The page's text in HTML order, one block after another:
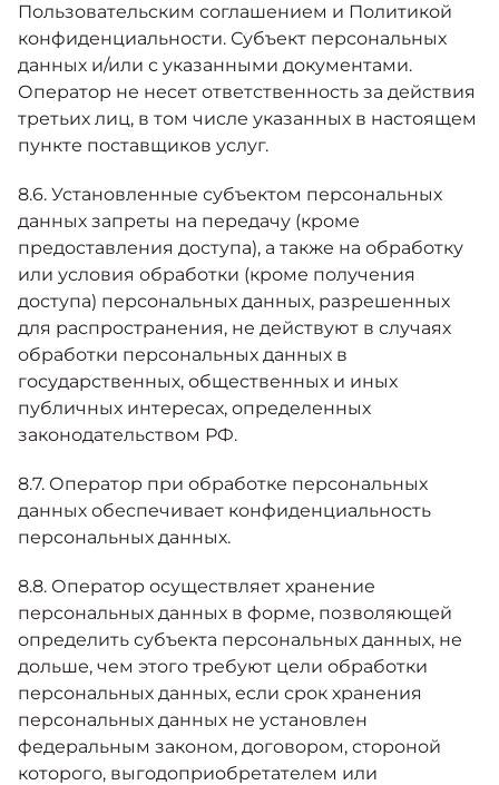
Пользовательским соглашением и Политикой
конфиденциальности. Субъект персональных
данных и/или с указанными документами.
Оператор не несет ответственность за действия
третьих лиц, в том числе указанных в настоящем
пункте поставщиков услуг.
8.6. Установленные субъектом персональных
данных запреты на передачу (кроме
предоставления доступа), а также на обработку
или условия обработки (кроме получения
доступа) персональных данных, разрешенных
для распространения, не действуют в случаях
обработки персональных данных в
государственных, общественных и иных
публичных интересах, определенных
законодательством РФ.
8.7. Оператор при обработке персональных
данных обеспечивает конфиденциальность
персональных данных.
8.8. Оператор осуществляет хранение
персональных данных в форме, позволяющей
определить субъекта персональных данных, не
дольше, чем этого требуют цели обработки
персональных данных, если срок хранения
персональных данных не установлен
федеральным законом, договором, стороной
которого, выгодоприобретателем или